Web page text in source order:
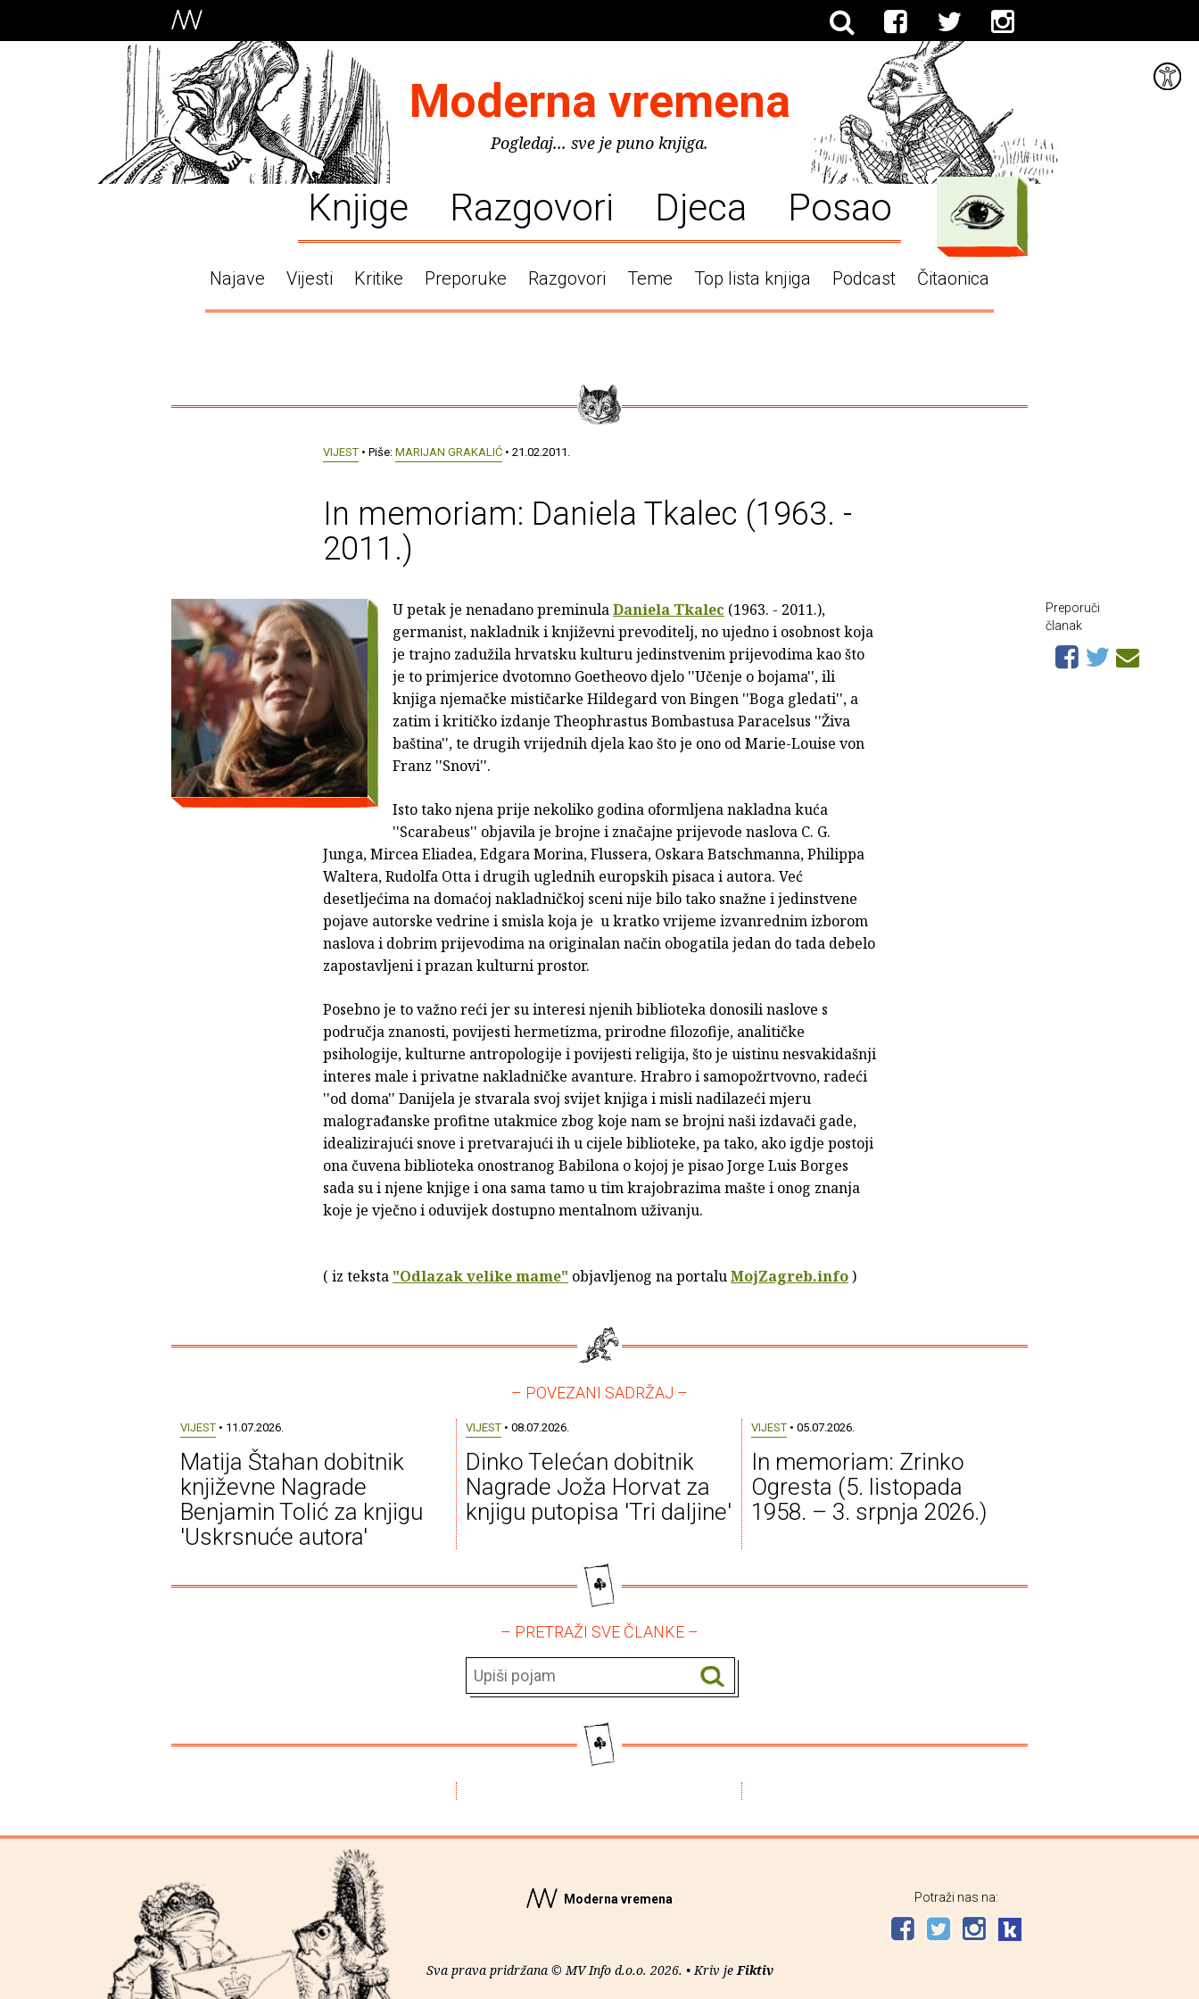
Moderna vremena
Pogledaj... sve je puno knjiga.
Knjige Razgovori Djeca Posao
Najave Vijesti Kritike Preporuke Razgovori Teme Top lista knjiga Podcast Čitaonica
VIJEST • Piše: MARIJAN GRAKALIĆ • 21.02.2011.
In memoriam: Daniela Tkalec (1963. -
2011.)
U petak je nenadano preminulaDaniela Tkalec (1963. - 2011.),
germanist, nakladnik i književni prevoditelj, no ujedno i osobnost koja
je trajno zadužila hrvatsku kulturu jedinstvenim prijevodima kao što
je to primjerice dvotomno Goetheovo djelo ''Učenje o bojama'', ili
knjiga njemačke mističarke Hildegard von Bingen ''Boga gledati'', a
zatim i kritičko izdanje Theophrastus Bombastusa Paracelsus ''Živa
baština'', te drugih vrijednih djela kao što je ono od Marie-Louise von
Franz ''Snovi''.
Isto tako njena prije nekoliko godina oformljena nakladna kuća
''Scarabeus'' objavila je brojne i značajne prijevode naslova C. G.
Junga, Mircea Eliadea, Edgara Morina, Flussera, Oskara Batschmanna, Philippa
Waltera, Rudolfa Otta i drugih uglednih europskih pisaca i autora. Već
desetljećima na domaćoj nakladničkoj sceni nije bilo tako snažne i jedinstvene
pojave autorske vedrine i smisla koja je u kratko vrijeme izvanrednim izborom
naslova i dobrim prijevodima na originalan način obogatila jedan do tada debelo
zapostavljeni i prazan kulturni prostor.
Posebno je to važno reći jer su interesi njenih biblioteka donosili naslove s
područja znanosti, povijesti hermetizma, prirodne filozofije, analitičke
psihologije, kulturne antropologije i povijesti religija, što je uistinu nesvakidašnji
interes male i privatne nakladničke avanture. Hrabro i samopožrtvovno, radeći
''od doma'' Danijela je stvarala svoj svijet knjiga i misli nadilazeći mjeru
malograđanske profitne utakmice zbog koje nam se brojni naši izdavači gade,
idealizirajući snove i pretvarajući ih u cijele biblioteke, pa tako, ako igdje postoji
ona čuvena biblioteka onostranog Babilona o kojoj je pisao Jorge Luis Borges
sada su i njene knjige i ona sama tamo u tim krajobrazima mašte i onog znanja
koje je vječno i oduvijek dostupno mentalnom uživanju.
( iz teksta "Odlazak velike mame" objavljenog na portaluMojZagreb.info)
Preporuči
članak
– POVEZANI SADRŽAJ –
VIJEST• 11.07.2026.
Matija Štahan dobitnik
književne Nagrade
Benjamin Tolić za knjigu
'Uskrsnuće autora'
VIJEST• 08.07.2026.
Dinko Telećan dobitnik
Nagrade Joža Horvat za
knjigu putopisa 'Tri daljine'
VIJEST• 05.07.2026.
In memoriam: Zrinko
Ogresta (5. listopada
1958. – 3. srpnja 2026.)
– PRETRAŽI SVE ČLANKE –
Moderna vremena
Sva prava pridržana © MV Info d.o.o. 2026. • Kriv jeFiktiv
Potraži nas na: